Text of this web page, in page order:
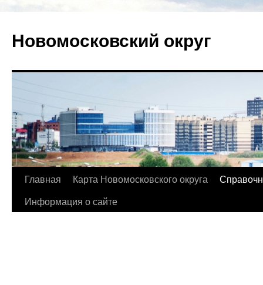
Новомосковский округ
Главная Карта Новомосковского округа
Информация о сайте